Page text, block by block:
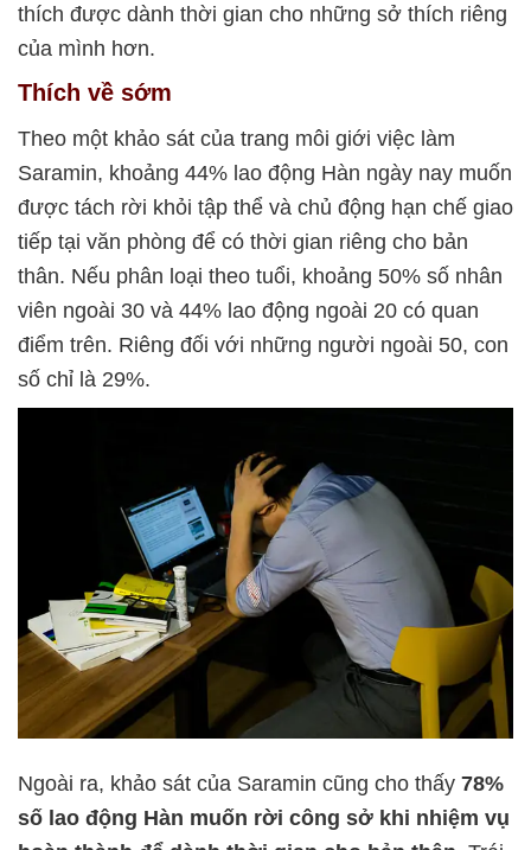
thích được dành thời gian cho những sở thích riêng
của mình hơn.
Thích về sớm
Theo một khảo sát của trang môi giới việc làm
Saramin, khoảng 44% lao động Hàn ngày nay muốn
được tách rời khỏi tập thể và chủ động hạn chế giao
tiếp tại văn phòng để có thời gian riêng cho bản
thân. Nếu phân loại theo tuổi, khoảng 50% số nhân
viên ngoài 30 và 44% lao động ngoài 20 có quan
điểm trên. Riêng đối với những người ngoài 50, con
số chỉ là 29%.
Ngoài ra, khảo sát của Saramin cũng cho thấy 78%
số lao động Hàn muốn rời công sở khi nhiệm vụ